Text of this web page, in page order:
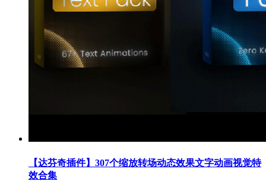
【达芬奇插件】307个缩放转场动态效果文字动画视觉特
效合集